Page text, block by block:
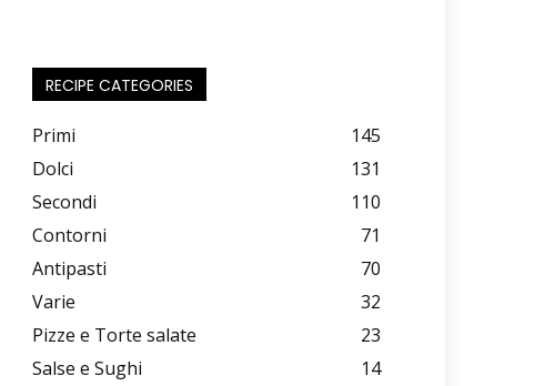
RECIPE CATEGORIES
Primi
145
Dolci
131
Secondi
110
Contorni
71
Antipasti
70
Varie
32
Pizze e Torte salate
23
Salse e Sughi
14